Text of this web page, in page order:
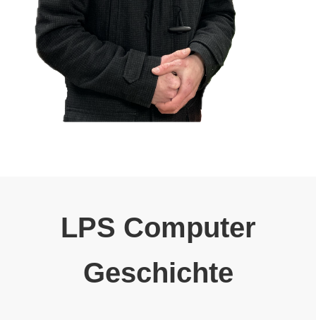
LPS Computer
Geschichte